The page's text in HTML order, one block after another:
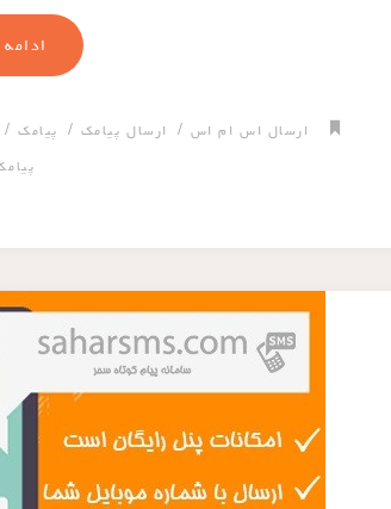
ارسال اس ام اس / ارسال پیامک / پیامک